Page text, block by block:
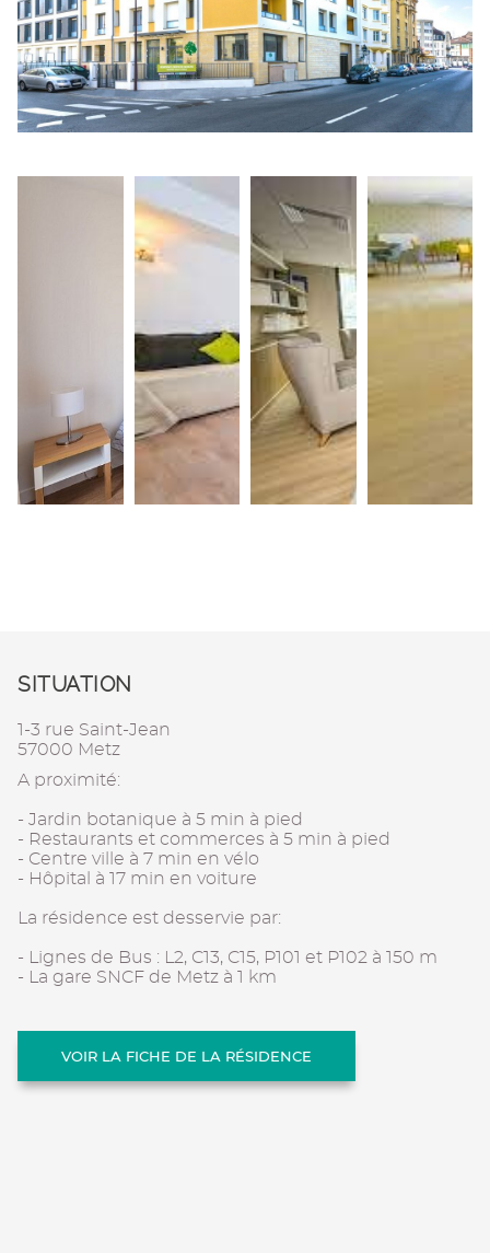
SITUATION
1-3 rue Saint-Jean
57000 Metz
A proximité:
- Jardin botanique à 5 min à pied
- Restaurants et commerces à 5 min à pied
- Centre ville à 7 min en vélo
- Hôpital à 17 min en voiture
La résidence est desservie par:
- Lignes de Bus : L2, C13, C15, P101 et P102 à 150 m
- La gare SNCF de Metz à 1 km
VOIR LA FICHE DE LA RÉSIDENCE